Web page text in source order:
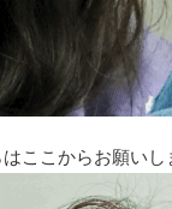
ここからお願い